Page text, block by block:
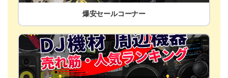
爆安セールコーナー